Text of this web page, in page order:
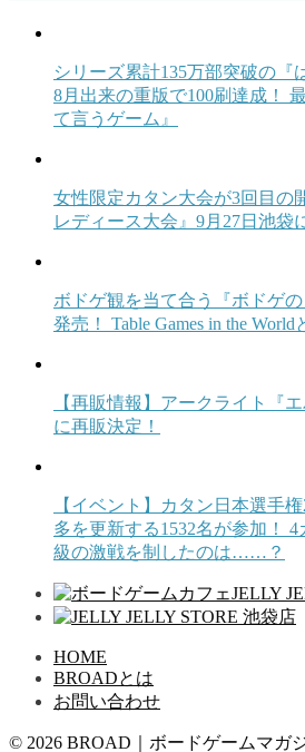
シリーズ累計135万部突破の『
8月出来の重版で100刷達成！
て言うゲーム』
女性限定カタン大会が3回目の
レディース大会』9月27日池袋
ボドゲ観を当て合う『ボドゲ
発売！ Table Games in the
【再販情報】アークライト『
に再販決定！
【イベント】カタン日本選手
多を更新する1532名が参加！
級の激戦を制したのは……？
HOME
BROADとは
お問い合わせ
© 2026 BROAD｜ボードゲームマガ